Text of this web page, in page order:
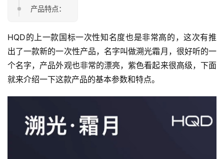
产品特点：
HQD的上一款国标一次性知名度也是非常高的，这次有推
出了一款新的一次性产品，名字叫做溯光霜月，很好听的一
个名字，产品外观也非常的漂亮，紫色看起来很高级，下面
就来介绍一下这款产品的基本参数和特点。